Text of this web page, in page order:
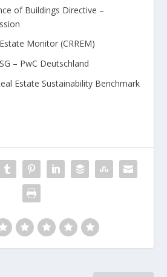
of Buildings Directive –
Monitor (CRREM)
– PwC Deutschland
Estate Sustainability Benchmark